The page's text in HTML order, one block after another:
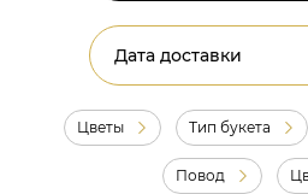
Дата доставки
Цветы Тип букета
Повод